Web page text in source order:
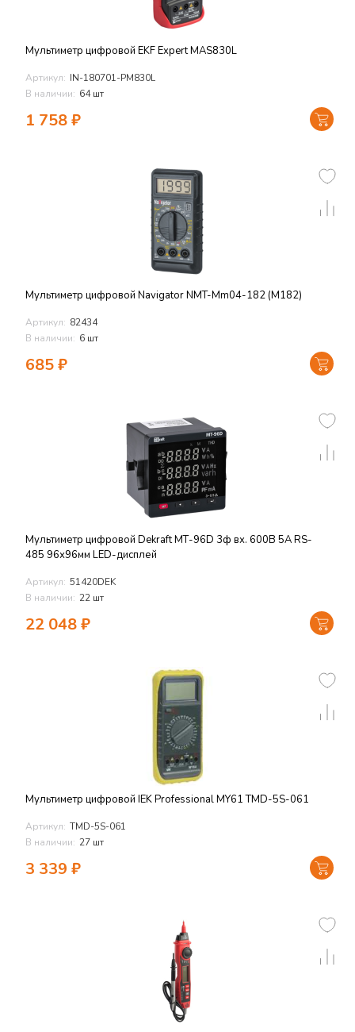
Мультиметр цифровой EKF Expert MAS830L
Артикул: IN-180701-PM830L
В наличии: 64 шт
1 758₽
Мультиметр цифровой Navigator NMT-Mm04-182 (M182)
Артикул: 82434
В наличии: 6 шт
685₽
Мультиметр цифровой Dekraft МТ-96D 3ф вх. 600В 5А RS-
485 96х96мм LED-дисплей
Артикул: 51420DEK
В наличии: 22 шт
22 048₽
Мультиметр цифровой IEK Professional MY61 TMD-5S-061
Артикул: TMD-5S-061
В наличии: 27 шт
3 339 ₽